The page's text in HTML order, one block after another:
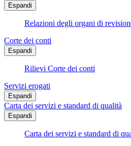
Espandi
Relazioni degli organi di
Corte dei conti
Espandi
Rilievi Corte dei conti
Servizi erogati
Espandi
Carta dei servizi e standard di qualità
Espandi
Carta dei servizi e standard di